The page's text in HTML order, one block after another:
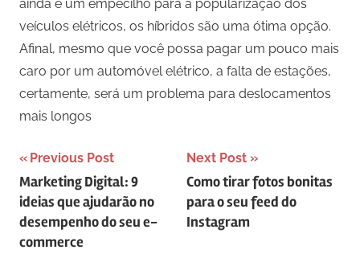
ainda é um empecilho para a popularização dos
veículos elétricos, os híbridos são uma ótima opção.
Afinal, mesmo que você possa pagar um pouco mais
caro por um automóvel elétrico, a falta de estações,
certamente, será um problema para deslocamentos
mais longos
Navegação
de
artigos
Previous Post
Marketing Digital: 9
ideias que ajudarão no
desempenho do seu e-
commerce
Next Post
Como tirar fotos bonitas
para o seu feed do
Instagram